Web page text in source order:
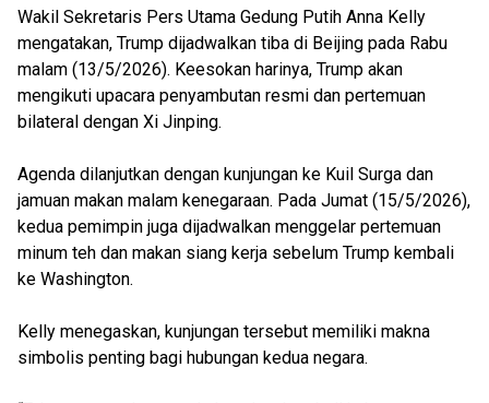
Wakil Sekretaris Pers Utama Gedung Putih Anna Kelly
mengatakan, Trump dijadwalkan tiba di Beijing pada Rabu
malam (13/5/2026). Keesokan harinya, Trump akan
mengikuti upacara penyambutan resmi dan pertemuan
bilateral dengan Xi Jinping.
Agenda dilanjutkan dengan kunjungan ke Kuil Surga dan
jamuan makan malam kenegaraan. Pada Jumat (15/5/2026),
kedua pemimpin juga dijadwalkan menggelar pertemuan
minum teh dan makan siang kerja sebelum Trump kembali
ke Washington.
Kelly menegaskan, kunjungan tersebut memiliki makna
simbolis penting bagi hubungan kedua negara.